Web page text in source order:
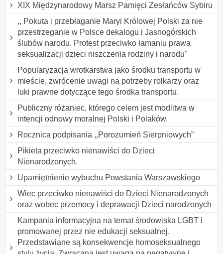
XIX Międzynarodowy Marsz Pamięci Zesłańców Sybiru
,, Pokuta i przebłaganie Maryi Królowej Polski za nie
przestrzeganie w Polsce dekalogu i Jasnogórskich
ślubów narodu. Protest przeciwko łamaniu prawa
seksualizacji dzieci niszczenia rodziny i narodu"
Popularyzacja wrotkarstwa jako środku transportu w
mieście, zwrócenie uwagi na potrzeby rolkarzy oraz
luki prawne dotyczące tego środka transportu.
Publiczny różaniec, którego celem jest modlitwa w
intencji odnowy moralnej Polski i Polaków.
Rocznica podpisania ,,Porozumień Sierpniowych”
Pikieta przeciwko nienawiści do Dzieci
Nienarodzonych.
Upamiętnienie wybuchu Powstania Warszawskiego
Wiec przeciwko nienawiści do Dzieci Nienarodzonych
oraz wobec przemocy i deprawacji Dzieci narodzonych
Kampania informacyjna na temat środowiska LGBT i
promowanej przez nie edukacji seksualnej.
Przedstawiane są konsekwencje homoseksualnego